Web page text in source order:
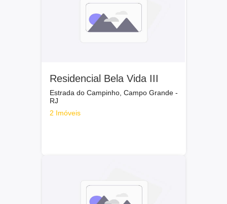
Residencial Bela Vida III
Estrada do Campinho, Campo Grande -
RJ
2 Imóveis